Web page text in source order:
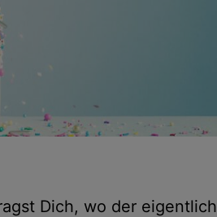
Dich, wo der eigentlich